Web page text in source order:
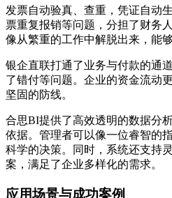
发票自动验真、查重，凭证自动
票重复报销等问题，分担了财务
像从繁重的工作中解脱出来，能
银企直联打通了业务与付款的通
了错付等问题。企业的资金流动
坚固的防线。
合思BI提供了高效透明的数据分
依据。管理者可以像一位睿智的
科学的决策。同时，系统还支持
案，满足了企业多样化的需求。
应用场景与成功案例